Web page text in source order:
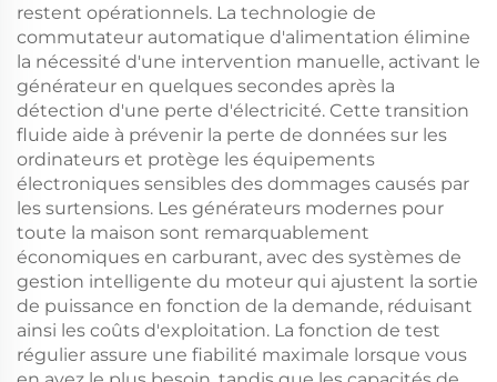
restent opérationnels. La technologie de
commutateur automatique d'alimentation élimine
la nécessité d'une intervention manuelle, activant le
générateur en quelques secondes après la
détection d'une perte d'électricité. Cette transition
fluide aide à prévenir la perte de données sur les
ordinateurs et protège les équipements
électroniques sensibles des dommages causés par
les surtensions. Les générateurs modernes pour
toute la maison sont remarquablement
économiques en carburant, avec des systèmes de
gestion intelligente du moteur qui ajustent la sortie
de puissance en fonction de la demande, réduisant
ainsi les coûts d'exploitation. La fonction de test
régulier assure une fiabilité maximale lorsque vous